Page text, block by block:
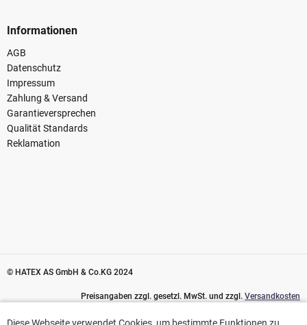
Informationen
AGB
Datenschutz
Impressum
Zahlung & Versand
Garantieversprechen
Qualität Standards
Reklamation
© HATEX AS GmbH & Co.KG 2024
Preisangaben zzgl. gesetzl. MwSt. und zzgl. Versandkosten
Diese Webseite verwendet Cookies, um bestimmte Funktionen zu